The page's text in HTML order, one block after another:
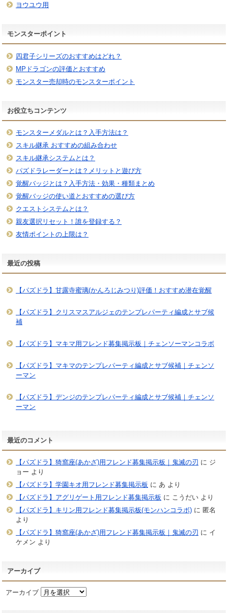
ヨウユウ用
モンスターポイント
四君子シリーズのおすすめはどれ？
MPドラゴンの評価とおすすめ
モンスター売却時のモンスターポイント
お役立ちコンテンツ
モンスターメダルとは？入手方法は？
スキル継承 おすすめの組み合わせ
スキル継承システムとは？
パズドラレーダーとは？メリットと遊び方
覚醒バッジとは？入手方法・効果・種類まとめ
覚醒バッジの使い道とおすすめの選び方
クエストシステムとは？
親友選択リセット！誰を登録する？
友情ポイントの上限は？
最近の投稿
【パズドラ】甘露寺蜜璃(かんろじみつり)評価！おすすめ潜在覚醒
【パズドラ】クリスマスアルジェのテンプレパーティ編成とサブ候
補
【パズドラ】マキマ用フレンド募集掲示板｜チェンソーマンコラボ
【パズドラ】マキマのテンプレパーティ編成とサブ候補｜チェンソ
ーマン
【パズドラ】デンジのテンプレパーティ編成とサブ候補｜チェンソ
ーマン
最近のコメント
【パズドラ】猗窩座(あかざ)用フレンド募集掲示板｜鬼滅の刃 に ジ
ョー より
【パズドラ】学園キオ用フレンド募集掲示板 に あ より
【パズドラ】アグリゲート用フレンド募集掲示板 に こうだいより
【パズドラ】キリン用フレンド募集掲示板(モンハンコラボ)に 匿名
より
【パズドラ】猗窩座(あかざ)用フレンド募集掲示板｜鬼滅の刃 に イ
ケメン より
アーカイブ
アーカイブ